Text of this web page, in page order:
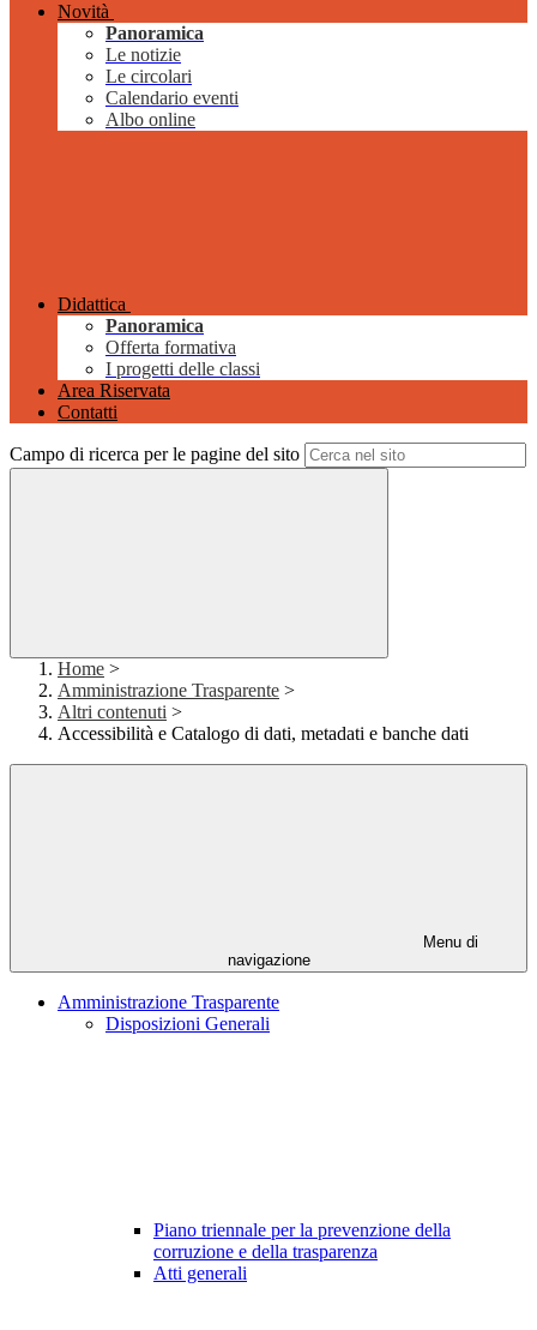
Novità
Panoramica
Le notizie
Le circolari
Calendario eventi
Albo online
Didattica
Panoramica
Offerta formativa
I progetti delle classi
Area Riservata
Contatti
Campo di ricerca per le pagine del sito
Home >
Amministrazione Trasparente >
Altri contenuti >
Accessibilità e Catalogo di dati, metadati e banche dati
Menu di
navigazione
Amministrazione Trasparente
Disposizioni Generali
Piano triennale per la prevenzione della
corruzione e della trasparenza
Atti generali